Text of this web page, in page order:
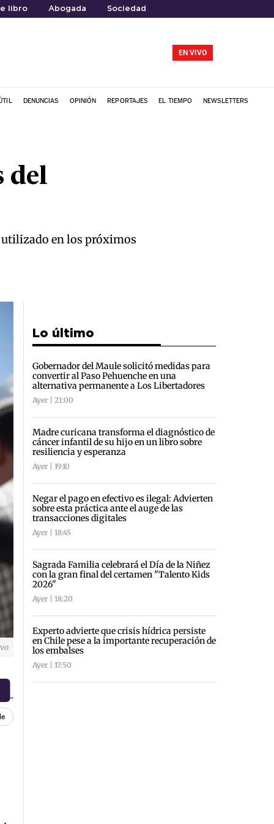
libro Abogada Sociedad
EN VIVO
DENUNCIAS OPINIÓN REPORTAJES EL TIEMPO NEWSLETTERS
del
en los próximos
Lo último
Gobernador del Maule solicitó medidas para
convertir al Paso Pehuenche en una
alternativa permanente a Los Libertadores
Ayer | 21:00
Madre curicana transforma el diagnóstico de
cáncer infantil de su hijo en un libro sobre
resiliencia y esperanza
Ayer | 19:10
Negar el pago en efectivo es ilegal: Advierten
sobre esta práctica ante el auge de las
transacciones digitales
Ayer | 18:45
Sagrada Familia celebrará el Día de la Niñez
con la gran final del certamen "Talento Kids
2026"
Ayer | 18:20
Experto advierte que crisis hídrica persiste
en Chile pese a la importante recuperación de
los embalses
Ayer | 17:50